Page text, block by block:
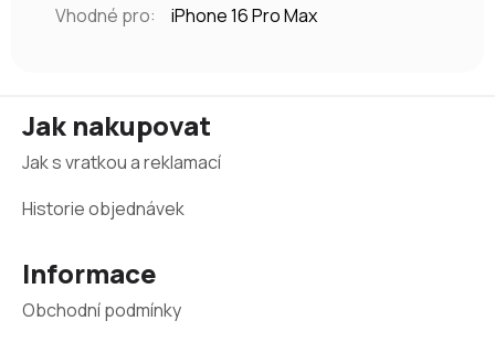
Vhodné pro: iPhone 16 Pro Max
Jak nakupovat
Jak s vratkou a reklamací
Historie objednávek
Informace
Obchodní podmínky